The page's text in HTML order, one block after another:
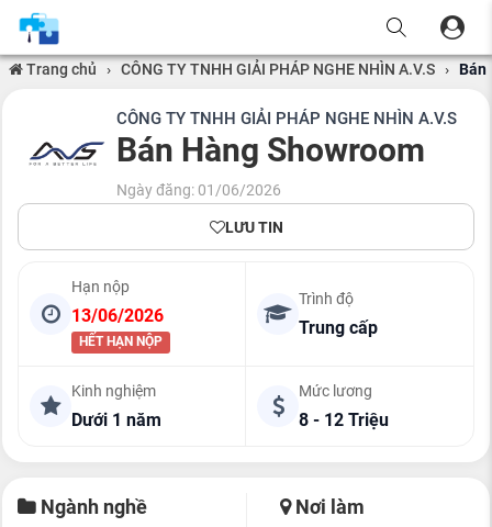
Trang chủ › CÔNG TY TNHH GIẢI PHÁP NGHE NHÌN A.V.S › Bán
CÔNG TY TNHH GIẢI PHÁP NGHE NHÌN A.V.S
Bán Hàng Showroom
Ngày đăng: 01/06/2026
LƯU TIN
Hạn nộp
13/06/2026
HẾT HẠN NỘP
Trình độ
Trung cấp
Kinh nghiệm
Dưới 1 năm
Mức lương
8 - 12 Triệu
Ngành nghề Nơi làm